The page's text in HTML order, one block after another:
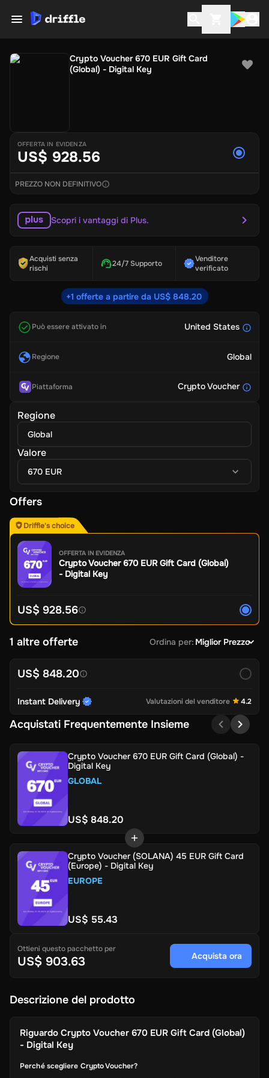
Crypto Voucher 670 EUR Gift Card
(Global) - Digital Key
OFFERTA IN EVIDENZA
US$ 928.56
PREZZO NON DEFINITIVO
Scopri i vantaggi di Plus.
Acquisti senza
rischi
24/7 Supporto
Venditore
verificato
+1 offerte a partire da US$ 848.20
Può essere attivato in United States
Regione Global
Piattaforma Crypto Voucher
Regione
Global
Valore
670 EUR
Offers
Driffle's choice
OFFERTA IN EVIDENZA
Crypto Voucher 670 EUR Gift Card (Global)
- Digital Key
US$ 928.56
1 altre offerte Ordina per: Miglior Prezzo
US$ 848.20
Instant Delivery Valutazioni del venditore 4.2
Acquistati Frequentemente Insieme
Crypto Voucher 670 EUR Gift Card (Global) -
Digital Key
GLOBAL
US$ 848.20
Crypto Voucher (SOLANA) 45 EUR Gift Card
(Europe) - Digital Key
EUROPE
US$ 55.43
Ottieni questo pacchetto per
US$ 903.63 Acquista ora
Descrizione del prodotto
Riguardo Crypto Voucher 670 EUR Gift Card (Global)
- Digital Key
Perché scegliere Crypto Voucher?